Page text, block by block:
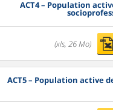
ACT4– Population
(xls, 26 Mo)
ACT5– Population active